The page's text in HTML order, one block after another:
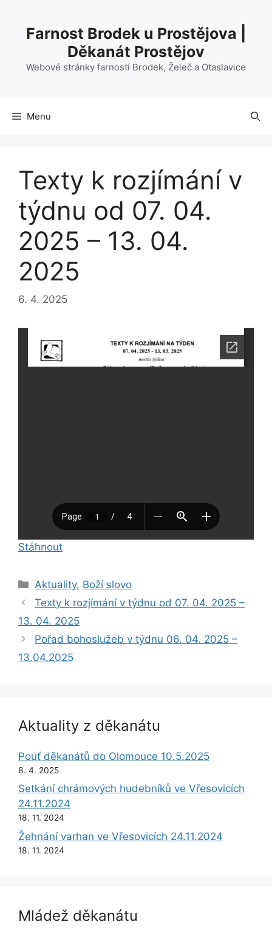
obsahFarnost Brodek u Prostějova |
Děkanát Prostějov
Webové stránky farností Brodek, Želeč a Otaslavice
Menu
Texty k rozjímání v
týdnu od 07. 04.
2025 – 13. 04.
2025
6. 4. 2025
Stáhnout
Rubriky
Aktuality, Boží slovo
Texty k rozjímání v týdnu od 07. 04. 2025 –
13. 04. 2025
Pořad bohoslužeb v týdnu 06. 04. 2025 –
13.04.2025
Aktuality z děkanátu
Pouť děkanátů do Olomouce 10.5.2025
8. 4. 2025
Setkání chrámových hudebníků ve Vřesovicích
24.11.2024
18. 11. 2024
Žehnání varhan ve Vřesovicích 24.11.2024
18. 11. 2024
Mládež děkanátu